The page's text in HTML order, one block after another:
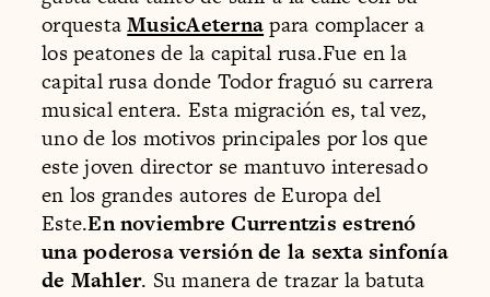
orquestaMusicAeternapara complacer a
los peatones de la capital rusa.Fue en la
capital rusa donde Todor fraguó su carrera
musical entera. Esta migración es, tal vez,
uno de los motivos principales por los que
este joven director se mantuvo interesado
en los grandes autores de Europa del
Este.En noviembre Currentzis estrenó
una poderosa versión de la sexta sinfonía
de Mahler. Su manera de trazar la batuta